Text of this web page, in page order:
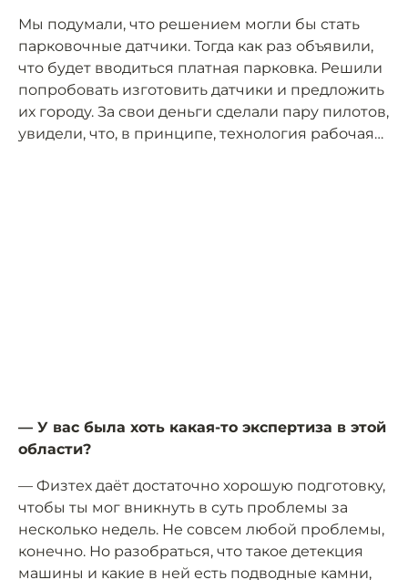
Мы подумали, что решением могли бы стать
парковочные датчики. Тогда как раз объявили,
что будет вводиться платная парковка. Решили
попробовать изготовить датчики и предложить
их городу. За свои деньги сделали пару пилотов,
увидели, что, в принципе, технология рабочая…
— У вас была хоть какая-то экспертиза в этой
области?
— Физтех даёт достаточно хорошую подготовку,
чтобы ты мог вникнуть в суть проблемы за
несколько недель. Не совсем любой проблемы,
конечно. Но разобраться, что такое детекция
машины и какие в ней есть подводные камни,